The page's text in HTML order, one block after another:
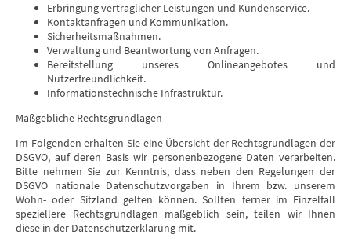
Erbringung vertraglicher Leistungen und Kundenservice.
Kontaktanfragen und Kommunikation.
Sicherheitsmaßnahmen.
Verwaltung und Beantwortung von Anfragen.
Bereitstellung unseres Onlineangebotes und
Nutzerfreundlichkeit.
Informationstechnische Infrastruktur.
Maßgebliche Rechtsgrundlagen
Im Folgenden erhalten Sie eine Übersicht der Rechtsgrundlagen der
DSGVO, auf deren Basis wir personenbezogene Daten verarbeiten.
Bitte nehmen Sie zur Kenntnis, dass neben den Regelungen der
DSGVO nationale Datenschutzvorgaben in Ihrem bzw. unserem
Wohn- oder Sitzland gelten können. Sollten ferner im Einzelfall
speziellere Rechtsgrundlagen maßgeblich sein, teilen wir Ihnen
diese in der Datenschutzerklärung mit.